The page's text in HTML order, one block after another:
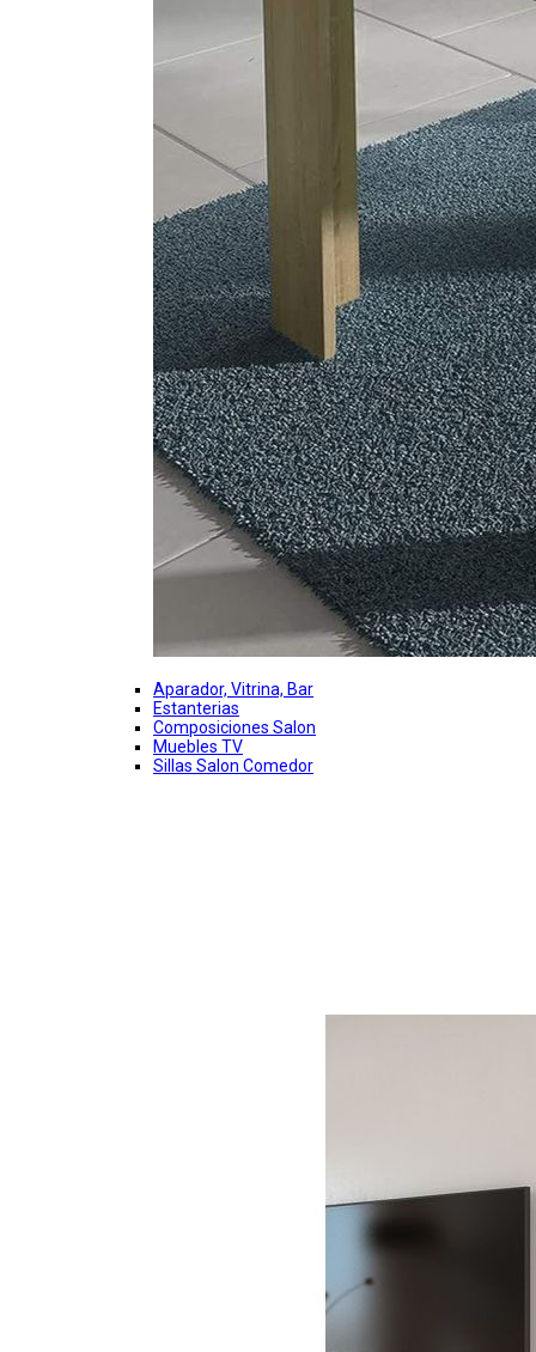
Aparador, Vitrina, Bar
Estanterias
Composiciones Salon
Muebles TV
Sillas Salon Comedor